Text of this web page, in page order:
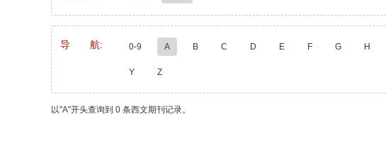
导 航: 0-9 A B C D E F G H
Y Z
以"A"开头查询到 0 条西文期刊记录。